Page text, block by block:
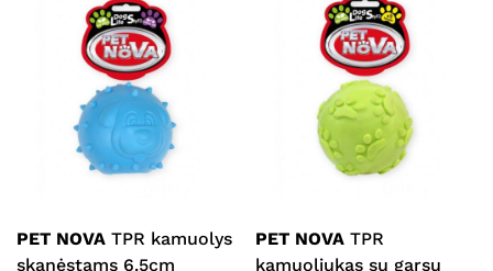
PET NOVA TPR kamuolys
skanėstams 6.5cm
PET NOVA TPR
kamuoliukas su garsu